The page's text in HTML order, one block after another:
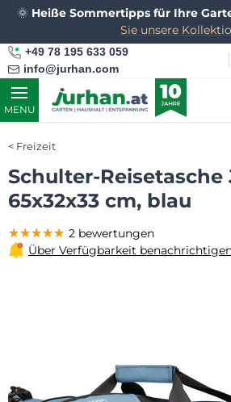
🌞 Heiße Sommertipps für Ihre
Sie unsere
+49 78 195 633 059
info@jurhan.com
MENU
Freizeit
Schulter-Reisetasche
65x32x33 cm, blau
★★★★★
★★★★★
★★★★★ 2 bewertungen
Über Verfügbarkeit